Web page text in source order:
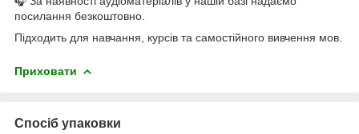
посилання безкоштовно.
Підходить для навчання, курсів та самостійного вивчення мов.
Приховати
Спосіб упаковки